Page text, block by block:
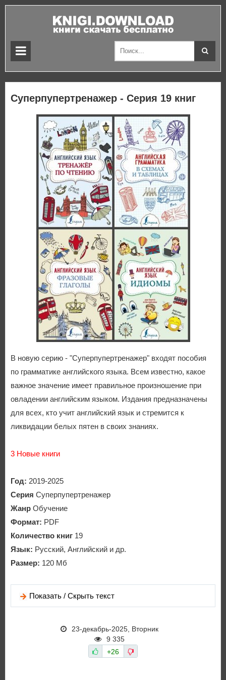
Суперпупертренажер - Серия 19 книг
В новую серию - "Суперпупертренажер" входят пособия
по грамматике английского языка. Всем известно, какое
важное значение имеет правильное произношение при
овладении английским языком. Издания предназначены
для всех, кто учит английский язык и стремится к
ликвидации белых пятен в своих знаниях.
3 Новые книги
Год: 2019-2025
Серия Суперпупертренажер
Жанр Обучение
Формат: PDF
Количество книг 19
Язык: Русский, Английский и др.
Размер: 120 Мб
Показать / Скрыть текст
23-декабрь-2025, Вторник
9 335
+26